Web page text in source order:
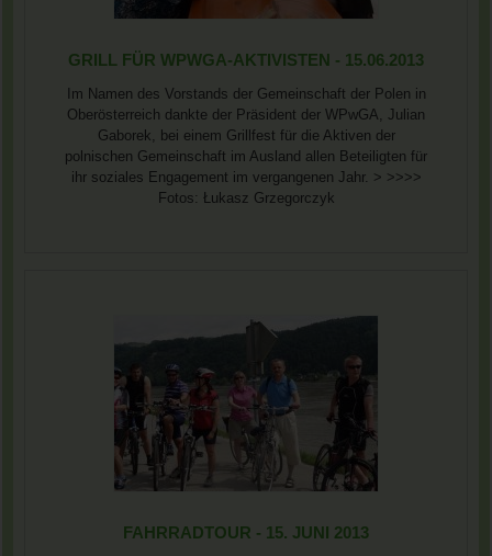
GRILL FÜR WPWGA-AKTIVISTEN - 15.06.2013
Im Namen des Vorstands der Gemeinschaft der Polen in
Oberösterreich dankte der Präsident der WPwGA, Julian
Gaborek, bei einem Grillfest für die Aktiven der
polnischen Gemeinschaft im Ausland allen Beteiligten für
ihr soziales Engagement im vergangenen Jahr. > >>>>
Fotos: Łukasz Grzegorczyk
FAHRRADTOUR - 15. JUNI 2013